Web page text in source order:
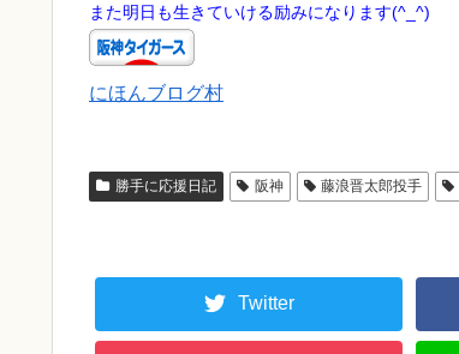
また明日も生きていける励みになります(^_^)
にほんブログ村
勝手に応援日記 阪神 藤浪晋太郎投手
Twitter